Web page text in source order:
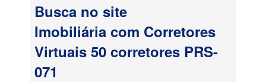
Busca no site
Imobiliária com Corretores
Virtuais 50 corretores PRS-
071